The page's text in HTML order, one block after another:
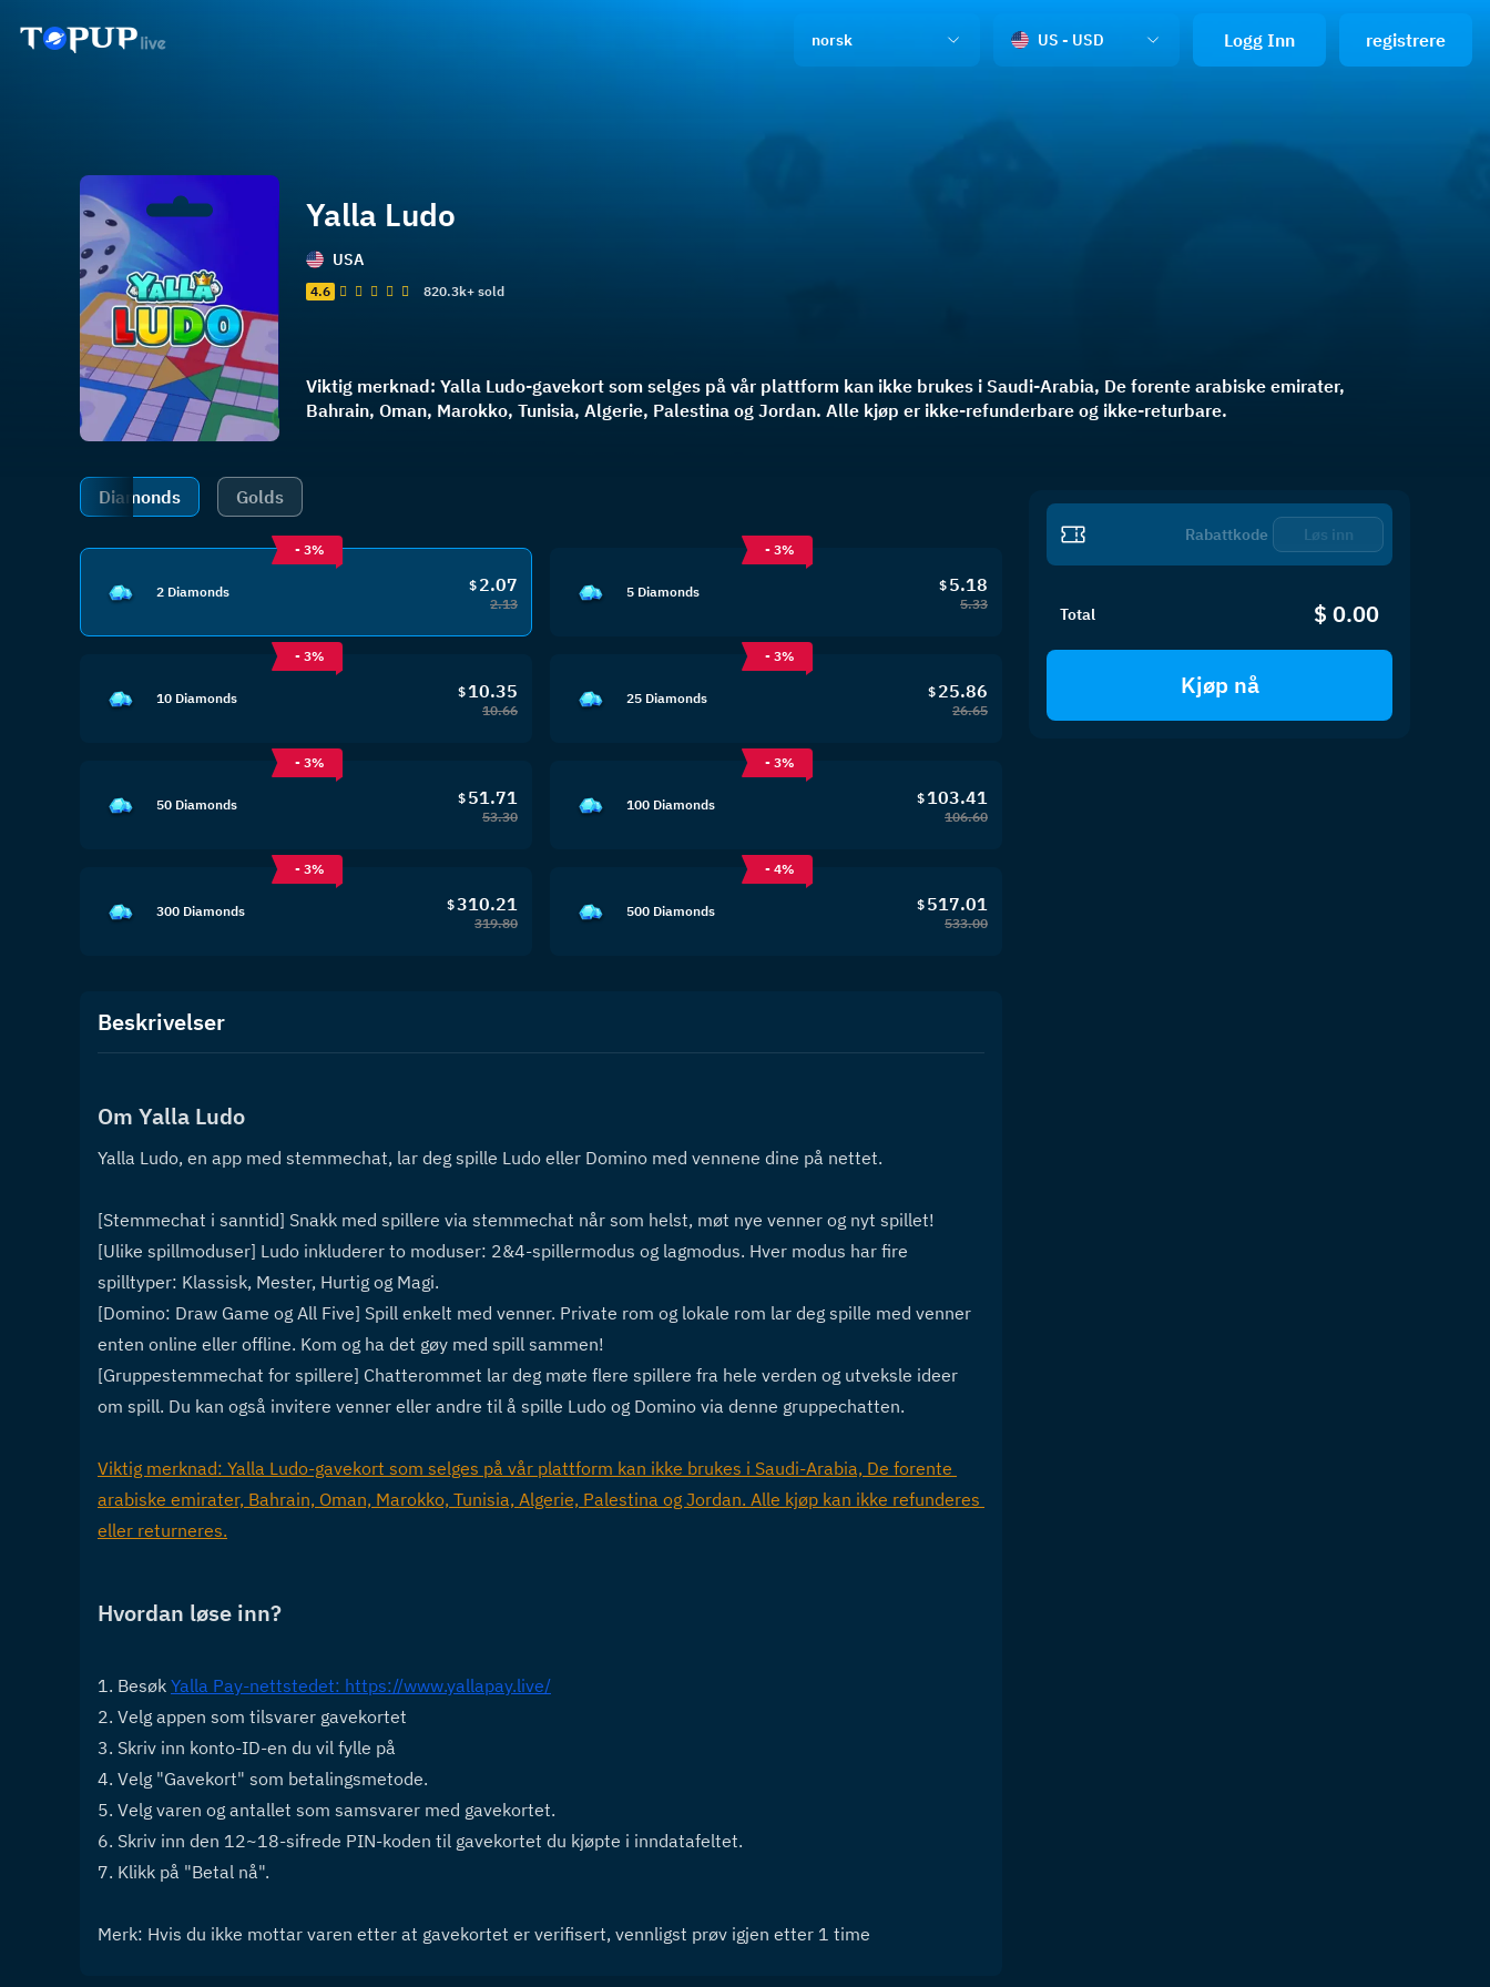
norsk US - USD Logg Inn registrere
Yalla Ludo
USA
4.6 820.3k+ sold
Viktig merknad: Yalla Ludo-gavekort som selges på vår plattform kan ikke brukes i Saudi-Arabia, De forente arabiske emirater,
Bahrain, Oman, Marokko, Tunisia, Algerie, Palestina og Jordan. Alle kjøp er ikke-refunderbare og ikke-returbare.
Diamonds Golds
- 3%
2 Diamonds $ 2.07
2.13
- 3%
5 Diamonds $ 5.18
5.33
- 3%
10 Diamonds $ 10.35
10.66
- 3%
25 Diamonds $ 25.86
26.65
- 3%
50 Diamonds $ 51.71
53.30
- 3%
100 Diamonds $ 103.41
106.60
- 3%
300 Diamonds $310.21
319.80
- 4%
500 Diamonds $ 517.01
533.00
Beskrivelser
Om Yalla Ludo
Yalla Ludo, en app med stemmechat, lar deg spille Ludo eller Domino med vennene dine på nettet.
[Stemmechat i sanntid] Snakk med spillere via stemmechat når som helst, møt nye venner og nyt spillet!
[Ulike spillmoduser] Ludo inkluderer to moduser: 2&4-spillermodus og lagmodus. Hver modus har fire
spilltyper: Klassisk, Mester, Hurtig og Magi.
[Domino: Draw Game og All Five] Spill enkelt med venner. Private rom og lokale rom lar deg spille med venner
enten online eller offline. Kom og ha det gøy med spill sammen!
[Gruppestemmechat for spillere] Chatterommet lar deg møte flere spillere fra hele verden og utveksle ideer
om spill. Du kan også invitere venner eller andre til å spille Ludo og Domino via denne gruppechatten.
Viktig merknad: Yalla Ludo-gavekort som selges på vår plattform kan ikke brukes i Saudi-Arabia, De forente
arabiske emirater, Bahrain, Oman, Marokko, Tunisia, Algerie, Palestina og Jordan. Alle kjøp kan ikke refunderes
eller returneres.
Hvordan løse inn?
1. Besøk Yalla Pay-nettstedet: https://www.yallapay.live/
2. Velg appen som tilsvarer gavekortet
3. Skriv inn konto-ID-en du vil fylle på
4. Velg "Gavekort" som betalingsmetode.
5. Velg varen og antallet som samsvarer med gavekortet.
6. Skriv inn den 12~18-sifrede PIN-koden til gavekortet du kjøpte i inndatafeltet.
7. Klikk på "Betal nå".
Merk: Hvis du ikke mottar varen etter at gavekortet er verifisert, vennligst prøv igjen etter 1 time
Løs inn
Total $ 0.00
Kjøp nå